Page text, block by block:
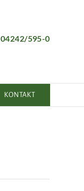
04242/595-0
KONTAKT